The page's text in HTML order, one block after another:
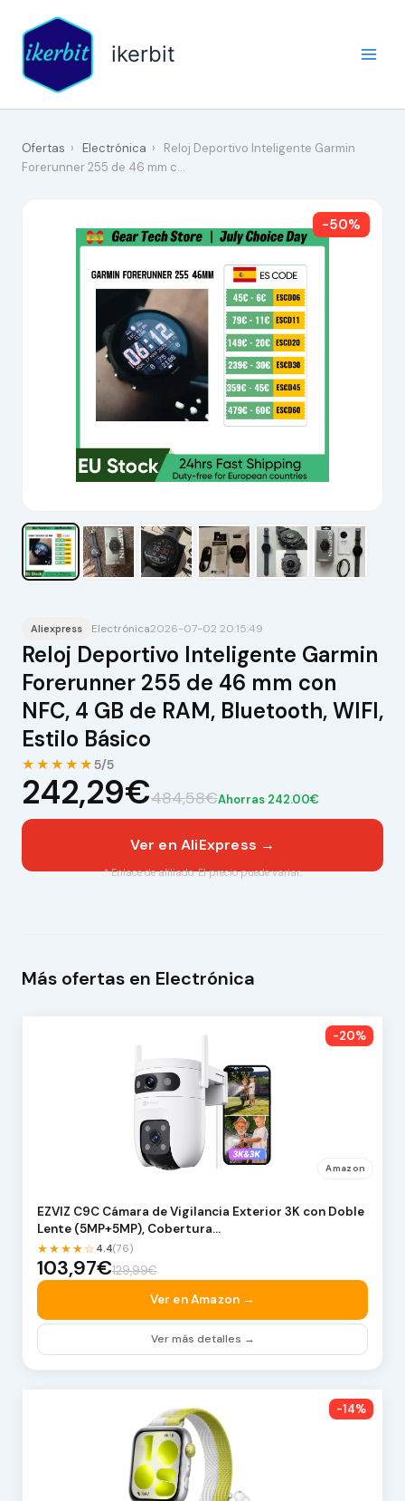
contenido
ikerbit
Ofertas › Electrónica ›
Reloj Deportivo Inteligente Garmin
Forerunner 255 de 46 mm c…
-50%
Aliexpress Electrónica2026-07-02 20:15:49
Reloj Deportivo Inteligente Garmin
Forerunner 255 de 46 mm con
NFC, 4 GB de RAM, Bluetooth, WIFI,
Estilo Básico
★★★★★5/5
242,29€484,58€Ahorras 242.00€
Ver en AliExpress →
* Enlace de afiliado. El precio puede variar.
Más ofertas en Electrónica
-20%
Amazon
EZVIZ C9C Cámara de Vigilancia Exterior 3K con Doble
Lente (5MP+5MP), Cobertura…
★★★★☆ 4.4(76)
103,97€129,99€
Ver en Amazon →
Ver más detalles →
-14%